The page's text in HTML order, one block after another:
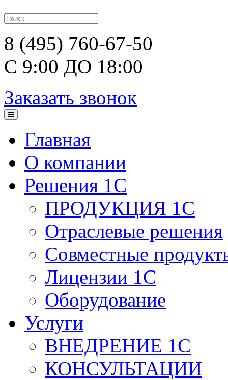
8 (495) 760-67-50
С 9:00 ДО 18:00
Заказать звонок
Главная
О компании
Решения 1С
ПРОДУКЦИЯ 1С
Отраслевые решения
Совместные
Лицензии 1С
Оборудование
Услуги
ВНЕДРЕНИЕ 1С
КОНСУЛЬТАЦИИ